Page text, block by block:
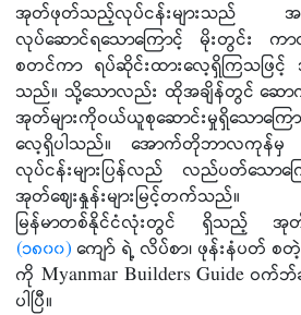
အုတ်ဖုတ်သည့်လုပ်ငန်းများသည် အဆ
လုပ်ဆောင်ရသောကြောင့် မိုးတွင်း ကာလ
စတင်ကာ ရပ်ဆိုင်းထားလေ့ရှိကြသဖြင့်
သည်။ သို့သောလည်း ထိုအချိန်တွင် ဆောက်
အုတ်များကိုဝယ်ယူစုဆောင်းမှုရှိသောကြ
လေ့ရှိပါသည်။ အောက်တိုဘာလကု
လုပ်ငန်းများပြန်လည် လည်ပတ်သောက
အုတ်ဈေးနှုန်းများမြင့်တက်သည်။
မြန်မာတစ်နိုင်ငံလုံးတွင် ရှိသည့် အုတ်ရ
(၁၈၀၀) ကျော် ရဲ့ လိပ်စာ၊ ဖုန်းနံပတ်
ကို Myanmar Builders Guide ဝက်ဘ်
ပါပြီ။